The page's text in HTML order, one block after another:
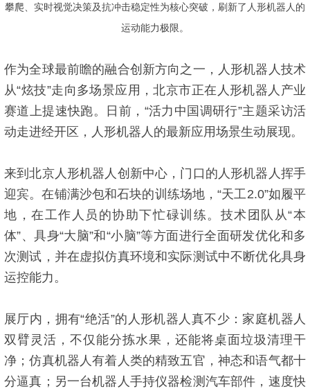
攀爬、实时视觉决策及抗冲击稳定性为核心突破，刷新了人形机器人的
运动能力极限。
作为全球最前瞻的融合创新方向之一，人形机器人技术
从“炫技”走向多场景应用，北京市正在人形机器人产业
赛道上提速快跑。日前，“活力中国调研行”主题采访活
动走进经开区，人形机器人的最新应用场景生动展现。
来到北京人形机器人创新中心，门口的人形机器人挥手
迎宾。在铺满沙包和石块的训练场地，“天工2.0”如履平
地，在工作人员的协助下忙碌训练。技术团队从“本
体”、具身“大脑”和“小脑”等方面进行全面研发优化和多
次测试，并在虚拟仿真环境和实际测试中不断优化具身
运控能力。
展厅内，拥有“绝活”的人形机器人真不少：家庭机器人
双臂灵活，不仅能分拣水果，还能将桌面垃圾清理干
净；仿真机器人有着人类的精致五官，神态和语气都十
分逼真；另一台机器人手持仪器检测汽车部件，速度快